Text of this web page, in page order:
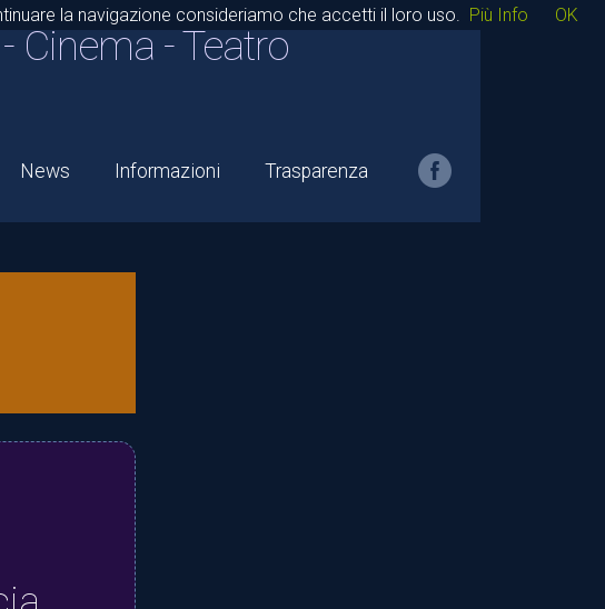
- Cinema - Teatro
News Informazioni Trasparenza
la navigazione consideriamo che accetti il loro uso. Più Info OK